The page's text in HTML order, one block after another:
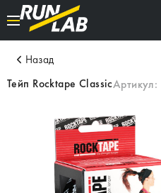
Назад
Тейп Rocktape ClassicАртикул: